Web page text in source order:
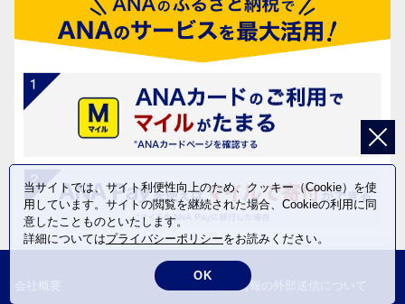
会社概要
利用者情報の外部送信について
当サイトでは、サイト利便性向上のため、クッキー（Cookie）を使
用しています。サイトの閲覧を継続された場合、Cookieの利用に同
意したことものといたします。
詳細についてはプライバシーポリシーをお読みください。
OK